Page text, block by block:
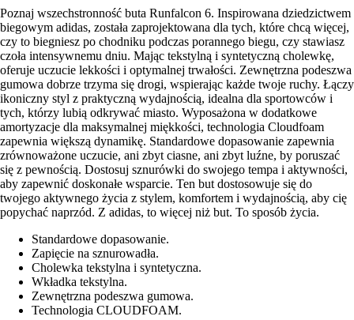
Poznaj wszechstronność buta Runfalcon 6. Inspirowana dziedzictwem
biegowym adidas, została zaprojektowana dla tych, które chcą więcej,
czy to biegniesz po chodniku podczas porannego biegu, czy stawiasz
czoła intensywnemu dniu. Mając tekstylną i syntetyczną cholewkę,
oferuje uczucie lekkości i optymalnej trwałości. Zewnętrzna podeszwa
gumowa dobrze trzyma się drogi, wspierając każde twoje ruchy. Łączy
ikoniczny styl z praktyczną wydajnością, idealna dla sportowców i
tych, którzy lubią odkrywać miasto. Wyposażona w dodatkowe
amortyzacje dla maksymalnej miękkości, technologia Cloudfoam
zapewnia większą dynamikę. Standardowe dopasowanie zapewnia
zrównoważone uczucie, ani zbyt ciasne, ani zbyt luźne, by poruszać
się z pewnością. Dostosuj sznurówki do swojego tempa i aktywności,
aby zapewnić doskonałe wsparcie. Ten but dostosowuje się do
twojego aktywnego życia z stylem, komfortem i wydajnością, aby cię
popychać naprzód. Z adidas, to więcej niż but. To sposób życia.
Standardowe dopasowanie.
Zapięcie na sznurowadła.
Cholewka tekstylna i syntetyczna.
Wkładka tekstylna.
Zewnętrzna podeszwa gumowa.
Technologia CLOUDFOAM.